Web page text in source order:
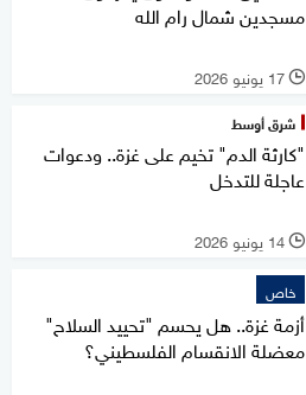
مسجدين شمال رام الله
l 17 يونيو 2026
شرق أوسط
"كارثة الدم" تخيم على غزة.. ودعوات
عاجلة للتدخل
l 14 يونيو 2026
خاص
أزمة غزة.. هل يحسم "تحييد السلاح"
معضلة الانقسام الفلسطيني؟